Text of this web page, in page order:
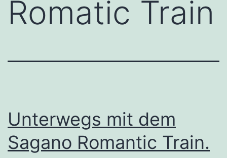
Romatic Train
Unterwegs mit dem
Sagano Romantic Train.